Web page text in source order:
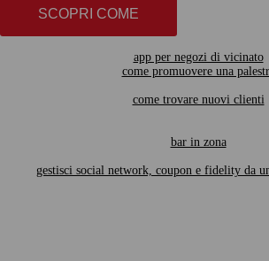
SCOPRI COME
app per negozi di vicinato
come promuovere una
come trovare nuovi clienti
bar in zona
gestisci social network, coupon e fidelity da